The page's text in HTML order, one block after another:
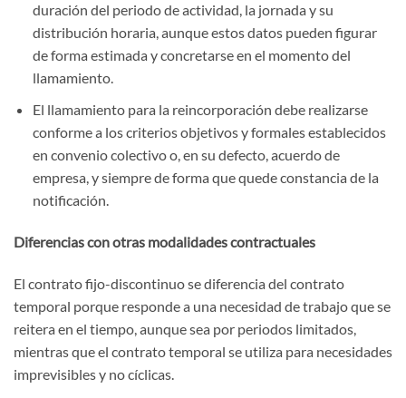
duración del periodo de actividad, la jornada y su
distribución horaria, aunque estos datos pueden figurar
de forma estimada y concretarse en el momento del
llamamiento.
El llamamiento para la reincorporación debe realizarse
conforme a los criterios objetivos y formales establecidos
en convenio colectivo o, en su defecto, acuerdo de
empresa, y siempre de forma que quede constancia de la
notificación.
Diferencias con otras modalidades contractuales
El contrato fijo-discontinuo se diferencia del contrato
temporal porque responde a una necesidad de trabajo que se
reitera en el tiempo, aunque sea por periodos limitados,
mientras que el contrato temporal se utiliza para necesidades
imprevisibles y no cíclicas.